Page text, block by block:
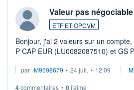
Valeur pas négociable
ETF ET OPCVM
Bonjour, j'ai 2 valeurs sur un compte,
P CAP EUR (LU0082087510) et GS
veux procéder à la vente, on me
par M9598679 • 24 juil. • 12:09
4commentaires • 0j'aime